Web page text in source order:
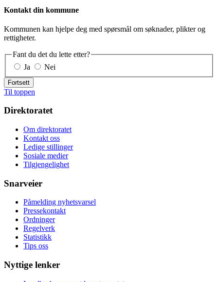
Kontakt din kommune
Kommunen kan hjelpe deg med spørsmål om søknader, plikter og
rettigheter.
Fant du det du lette etter?
Ja
Nei
Fortsett
Til toppen
Direktoratet
Om direktoratet
Kontakt oss
Ledige stillinger
Sosiale medier
Tilgjengelighet
Snarveier
Påmelding nyhetsvarsel
Pressekontakt
Ordninger
Regelverk
Statistikk
Tips oss
Nyttige lenker